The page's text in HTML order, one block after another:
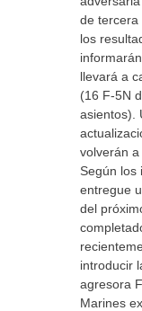
de tercera
los
llevará a
(16 F-5N
asientos).
volverán a
Según los
entregue
del
introducir
agresora
Marines